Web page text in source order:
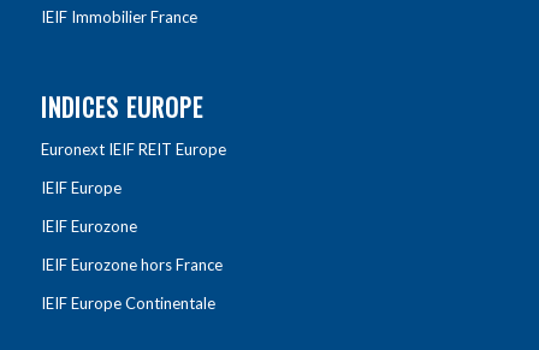
IEIF Immobilier France
INDICES EUROPE
Euronext IEIF REIT Europe
IEIF Europe
IEIF Eurozone
IEIF Eurozone hors France
IEIF Europe Continentale